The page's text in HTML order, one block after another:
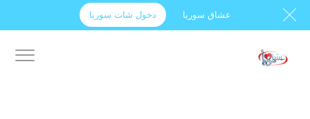
عشاق سوريا دخول شات سوريا